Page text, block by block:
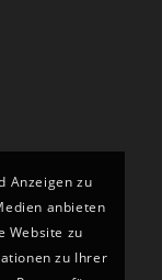
Anzeigen zu
anbieten
Website zu
zu Ihrer